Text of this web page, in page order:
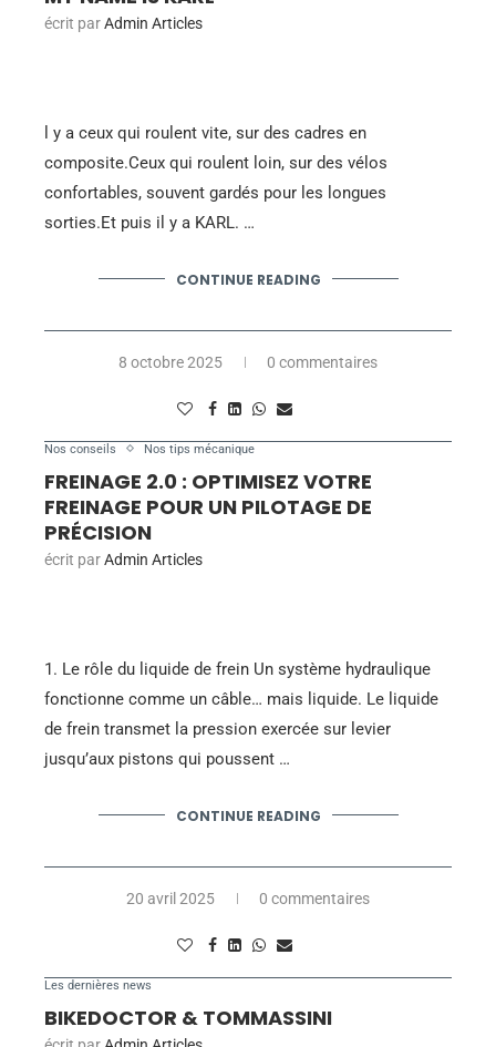
écrit parAdmin Articles
l y a ceux qui roulent vite, sur des cadres en
composite.Ceux qui roulent loin, sur des vélos
confortables, souvent gardés pour les longues
sorties.Et puis il y a KARL. …
CONTINUE READING
8 octobre 2025 0 commentaires
Nos conseils Nos tips mécanique
FREINAGE 2.0 : OPTIMISEZ VOTRE
FREINAGE POUR UN PILOTAGE DE
PRÉCISION
écrit parAdmin Articles
1. Le rôle du liquide de frein Un système hydraulique
fonctionne comme un câble… mais liquide. Le liquide
de frein transmet la pression exercée sur levier
jusqu’aux pistons qui poussent …
CONTINUE READING
20 avril 2025 0 commentaires
Les dernières news
BIKEDOCTOR & TOMMASSINI